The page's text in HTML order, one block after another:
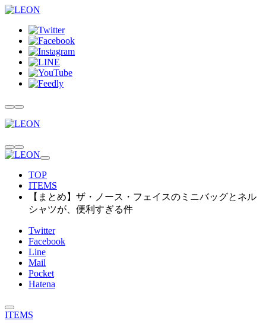
TOP
ITEMS
【まとめ】ザ・ノース・フェイスのミニバッグとネル
シャツが、便利すぎる件
Twitter
Facebook
Line
Mail
Pocket
Hatena
ITEMS